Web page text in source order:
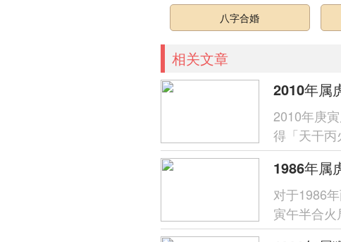
八字合婚
相关文章
2010年属
2010年庚
得「天干
呈「木火
对于1986
寅午半合
财星受克